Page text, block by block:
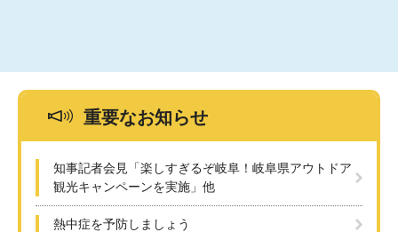
重要なお知らせ
知事記者会見「楽しすぎるぞ岐阜！岐阜県アウトドア
観光キャンペーンを実施」他
熱中症を予防しましょう